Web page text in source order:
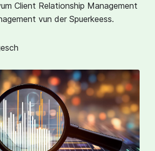
Client Relationship Management
vun der Spuerkeess.